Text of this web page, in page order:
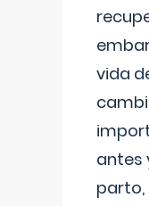
vida
antes